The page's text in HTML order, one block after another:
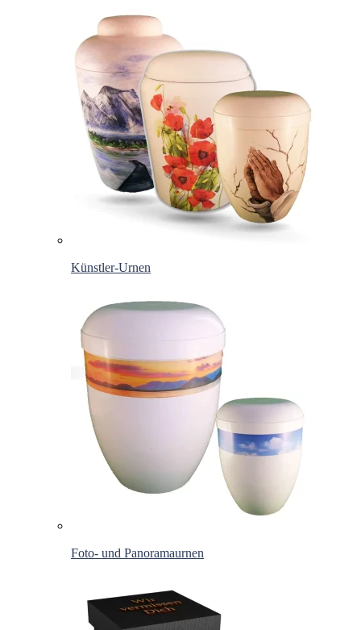
Künstler-Urnen
Foto- und Panoramaurnen